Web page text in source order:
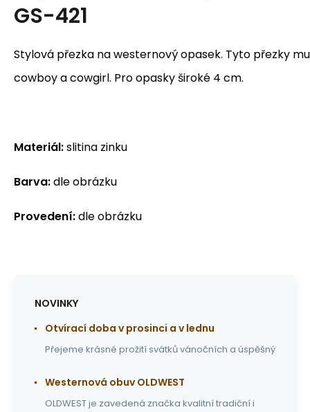
GS-421
Stylová přezka na westernový opasek. Tyto přezky
cowboy a cowgirl. Pro opasky široké 4 cm.
Materiál:slitina zinku
Barva:dle obrázku
Provedení:dle obrázku
NOVINKY
Otvírací doba v prosinci a v lednu
Přejeme krásné prožití svátků vánočních a úspěšný
Westernová obuv OLDWEST
OLDWEST je zavedená značka kvalitní tradiční i